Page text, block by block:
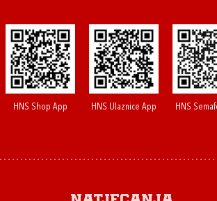
HNS Shop App HNS Ulaznice App HNS